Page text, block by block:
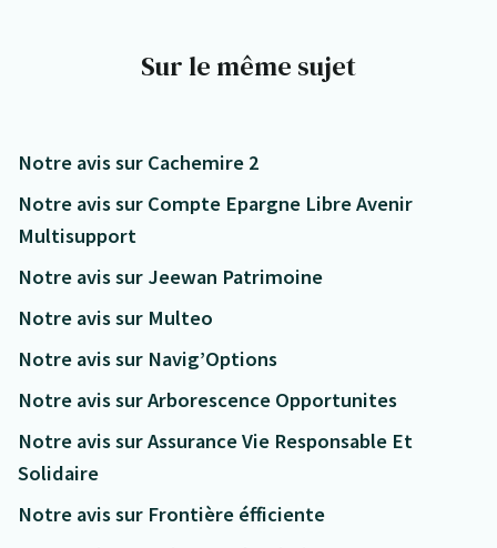
Sur le même sujet
Notre avis sur Cachemire 2
Notre avis sur Compte Epargne Libre Avenir
Multisupport
Notre avis sur Jeewan Patrimoine
Notre avis sur Multeo
Notre avis sur Navig’Options
Notre avis sur Arborescence Opportunites
Notre avis sur Assurance Vie Responsable Et
Solidaire
Notre avis sur Frontière éfficiente